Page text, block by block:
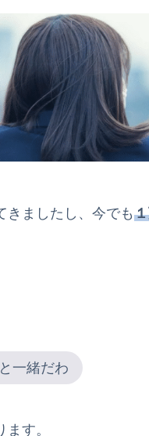
きましたし、今でも
一緒だわ
す。